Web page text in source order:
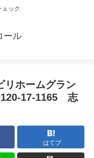
ック
ール
リホームグラン
17-1165 志
はてブ